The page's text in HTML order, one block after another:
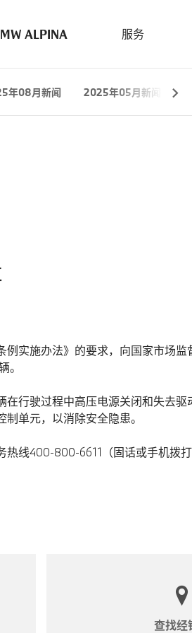
ALPINA 服务
年08月新闻 2025年05月新闻
实施办法》的要求，向国家市场监
。
行驶过程中高压电源关闭和失去驱
单元，以消除安全隐患。
线400-800-6611（固话或手机拨
查找经